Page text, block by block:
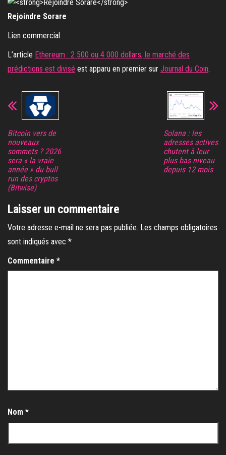
Rejoindre Sorare
Lien commercial
L’article Ethereum : 2 500 ou 4 000 dollars, le marché des
prédictions est divisé est apparu en premier sur Journal du Coin.
Bitcoin vers de
nouveaux
sommets ? 2026
sera « la vraie
année » du bull
run des cryptos
(Bitwise)
Solana : les
adresses actives
chutent à leur
plus bas niveau
depuis 12 mois
Laisser un commentaire
Votre adresse e-mail ne sera pas publiée. Les champs obligatoires
sont indiqués avec *
Commentaire *
Nom *